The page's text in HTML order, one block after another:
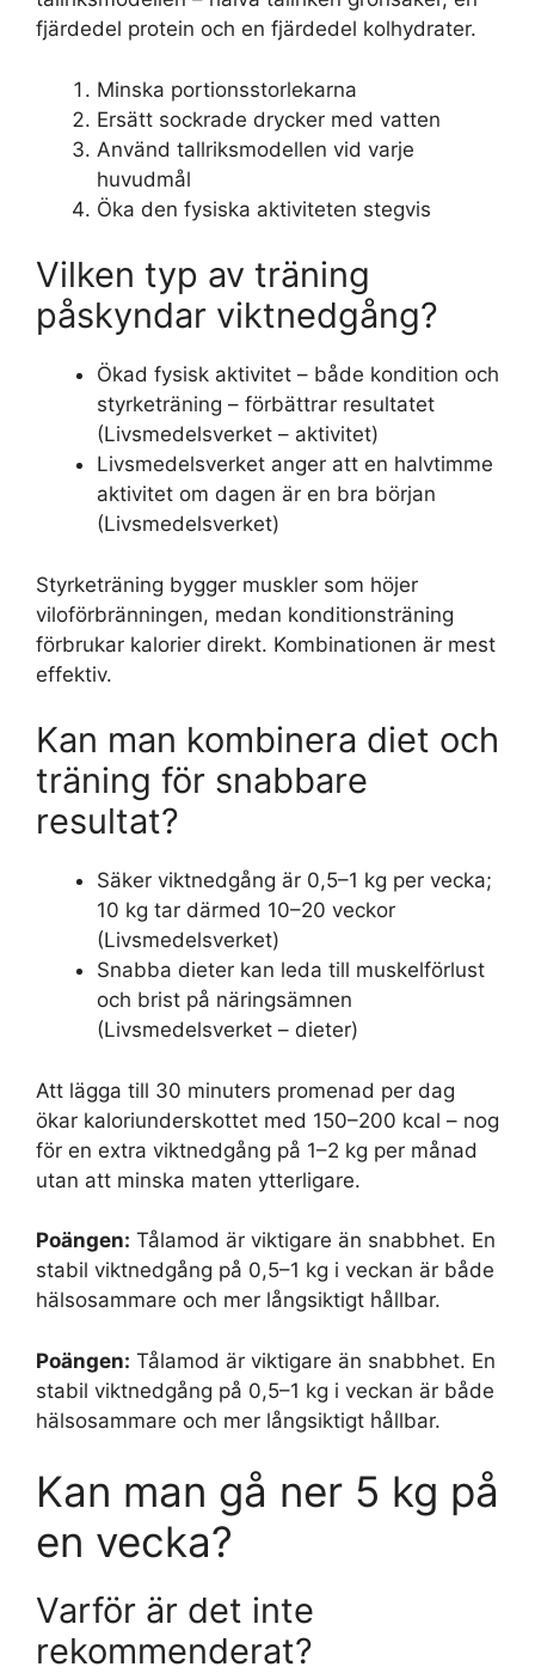
fjärdedel protein och en fjärdedel kolhydrater.
Minska portionsstorlekarna
Ersätt sockrade drycker med vatten
Använd tallriksmodellen vid varje
huvudmål
Öka den fysiska aktiviteten stegvis
Vilken typ av träning
påskyndar viktnedgång?
Ökad fysisk aktivitet – både kondition och
styrketräning – förbättrar resultatet
(Livsmedelsverket – aktivitet)
Livsmedelsverket anger att en halvtimme
aktivitet om dagen är en bra början
(Livsmedelsverket)
Styrketräning bygger muskler som höjer
viloförbränningen, medan konditionsträning
förbrukar kalorier direkt. Kombinationen är mest
effektiv.
Kan man kombinera diet och
träning för snabbare
resultat?
Säker viktnedgång är 0,5–1 kg per vecka;
10 kg tar därmed 10–20 veckor
(Livsmedelsverket)
Snabba dieter kan leda till muskelförlust
och brist på näringsämnen
(Livsmedelsverket – dieter)
Att lägga till 30 minuters promenad per dag
ökar kaloriunderskottet med 150–200 kcal – nog
för en extra viktnedgång på 1–2 kg per månad
utan att minska maten ytterligare.
Poängen: Tålamod är viktigare än snabbhet. En
stabil viktnedgång på 0,5–1 kg i veckan är både
hälsosammare och mer långsiktigt hållbar.
Poängen: Tålamod är viktigare än snabbhet. En
stabil viktnedgång på 0,5–1 kg i veckan är både
hälsosammare och mer långsiktigt hållbar.
Kan man gå ner 5 kg på
en vecka?
Varför är det inte
rekommenderat?